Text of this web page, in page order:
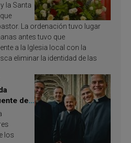
la Santa
La ordenación tuvo lugar
antes tuvo que
a la Iglesia local con la
eliminar la identidad de las
de
los